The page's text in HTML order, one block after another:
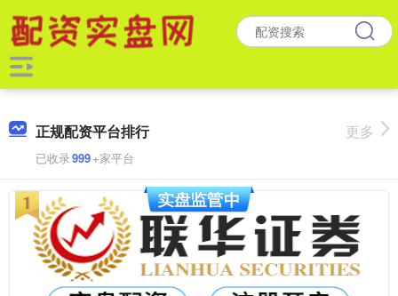
正规配资平台排行
已收录999+家平台
更多